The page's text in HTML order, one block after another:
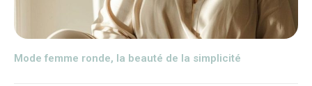
Mode femme ronde, la beauté de la simplicité